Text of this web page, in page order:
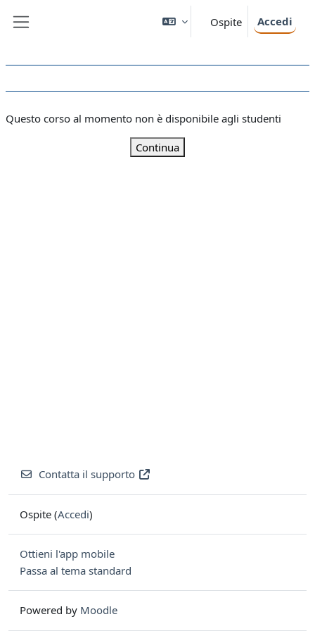
Ospite Accedi
Questo corso al momento non è disponibile agli studenti
Continua
Contatta il supporto
Ospite (Accedi)
Ottieni l'app mobile
Passa al tema standard
Powered by Moodle